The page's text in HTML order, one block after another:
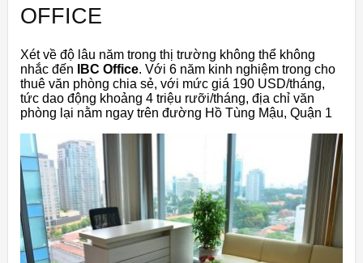
OFFICE
Xét về độ lâu năm trong thị trường không thể không
nhắc đến IBC Office. Với 6 năm kinh nghiệm trong cho
thuê văn phòng chia sẻ, với mức giá 190 USD/tháng,
tức dao động khoảng 4 triệu rưỡi/tháng, địa chỉ văn
phòng lại nằm ngay trên đường Hồ Tùng Mậu, Quận 1